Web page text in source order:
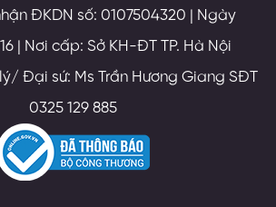
ĐKDN số: 0107504320 | Ngày
| Nơi cấp: Sở KH-ĐT TP. Hà Nội
Đại sứ: Ms Trần Hương Giang SĐT
0325 129 885